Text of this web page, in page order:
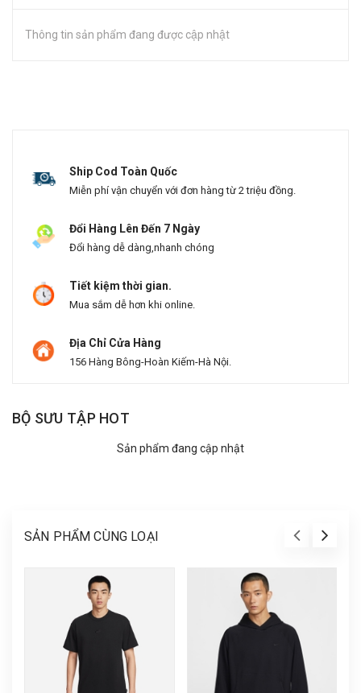
Thông tin sản phẩm đang được cập nhật
Ship Cod Toàn Quốc
Miễn phí vận chuyển với đơn hàng từ 2 triệu đồng.
Đổi Hàng Lên Đến 7 Ngày
Đổi hàng dễ dàng,nhanh chóng
Tiết kiệm thời gian.
Mua sắm dễ hơn khi online.
Địa Chỉ Cửa Hàng
156 Hàng Bông-Hoàn Kiếm-Hà Nội.
BỘ SƯU TẬP HOT
Sản phẩm đang cập nhật
SẢN PHẨM CÙNG LOẠI